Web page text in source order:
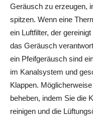
Geräusch zu erzeugen,
spitzen. Wenn eine
ein Luftfilter, der
das Geräusch
ein Pfeifgeräusch sind
im Kanalsystem und
Klappen.
beheben, indem Sie die
reinigen und die